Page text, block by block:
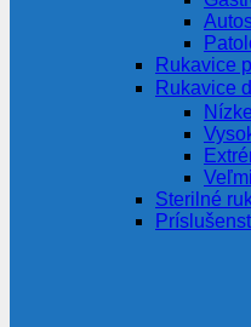
Rukavice
Rukavice
Sterilné